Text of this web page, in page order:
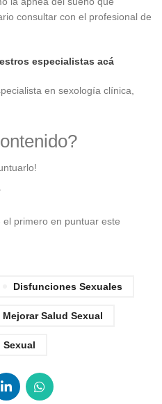
consultar con el profesional de
especialistas acá
en sexología clínica,
el primero en puntuar este
Disfunciones Sexuales
Mejorar Salud Sexual
Sexual